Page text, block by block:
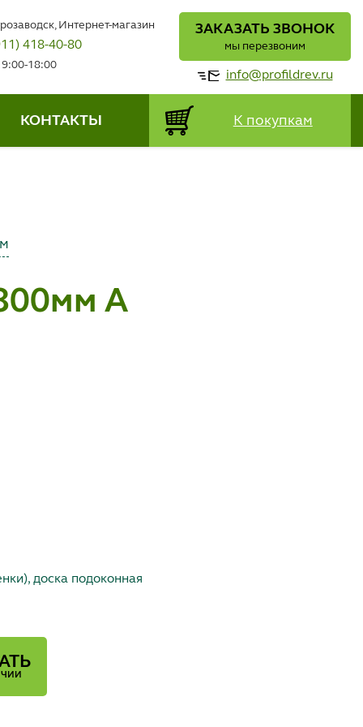
Интернет-магазин
418-40-80
9:00-18:00
ЗАКАЗАТЬ ЗВОНОК
мы перезвоним
info@profildrev.ru
КОНТАКТЫ К покупкам
А
доска подоконная